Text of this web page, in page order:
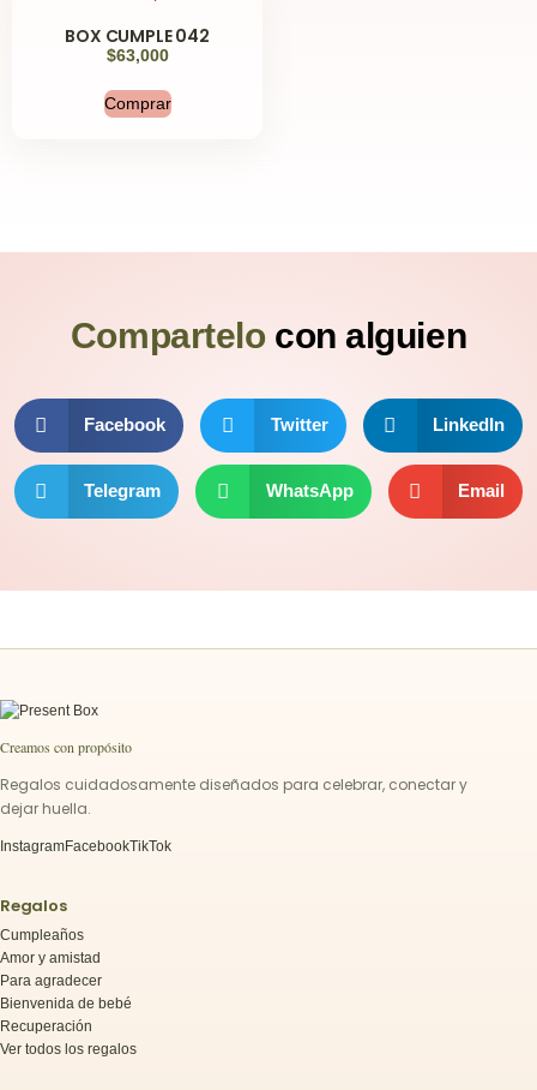
BOX CUMPLE 042
$63,000
Comprar
Compartelo con alguien
Facebook Twitter LinkedIn
Telegram WhatsApp Email
Creamos con propósito
Regalos cuidadosamente diseñados para celebrar, conectar y
dejar huella.
InstagramFacebookTikTok
Regalos
Cumpleaños
Amor y amistad
Para agradecer
Bienvenida de bebé
Recuperación
Ver todos los regalos